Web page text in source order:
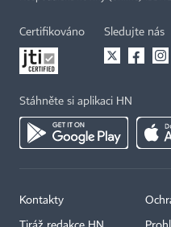
Certifikováno Sledujte nás
Stáhněte si aplikaci HN
Kontakty